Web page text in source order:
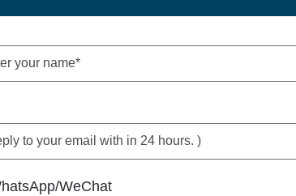
WeChat